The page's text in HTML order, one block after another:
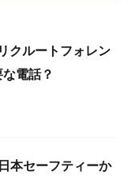
クルートフォレン
電話？
本セーフティーか